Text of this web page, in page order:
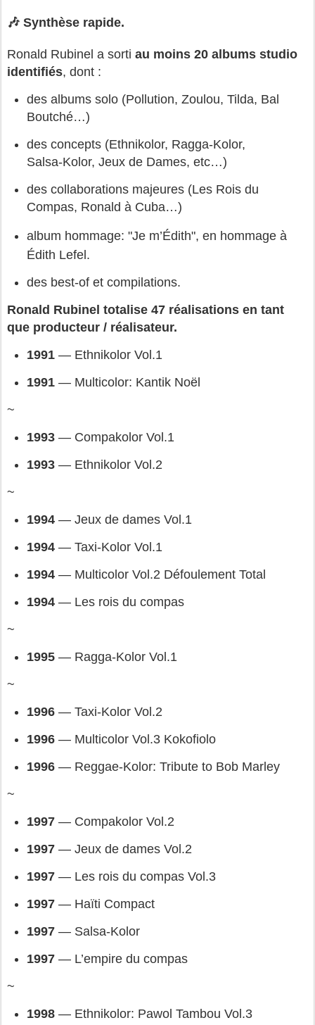
🎶 Synthèse rapide.
Ronald Rubinel a sorti au moins 20 albums studio
identifiés, dont :
des albums solo (Pollution, Zoulou, Tilda, Bal
Boutché…)
des concepts (Ethnikolor, Ragga‑Kolor,
Salsa‑Kolor, Jeux de Dames, etc…)
des collaborations majeures (Les Rois du
Compas, Ronald à Cuba…)
Édith Lefel.
des best‑of et compilations.
Ronald Rubinel totalise 47 réalisations en tant
que producteur / réalisateur.
1991 — Ethnikolor Vol.1
1991 — Multicolor: Kantik Noël
~
1993 — Compakolor Vol.1
1993 — Ethnikolor Vol.2
~
1994 — Jeux de dames Vol.1
1994 — Taxi-Kolor Vol.1
1994 — Multicolor Vol.2 Défoulement Total
1994 — Les rois du compas
~
1995 — Ragga-Kolor Vol.1
~
1996 — Taxi-Kolor Vol.2
1996 — Multicolor Vol.3 Kokofiolo
1996 — Reggae-Kolor: Tribute to Bob Marley
~
1997 — Compakolor Vol.2
1997 — Jeux de dames Vol.2
1997 — Les rois du compas Vol.3
1997 — Haïti Compact
1997 — Salsa-Kolor
1997 — L’empire du compas
~
1998 — Ethnikolor: Pawol Tambou Vol.3